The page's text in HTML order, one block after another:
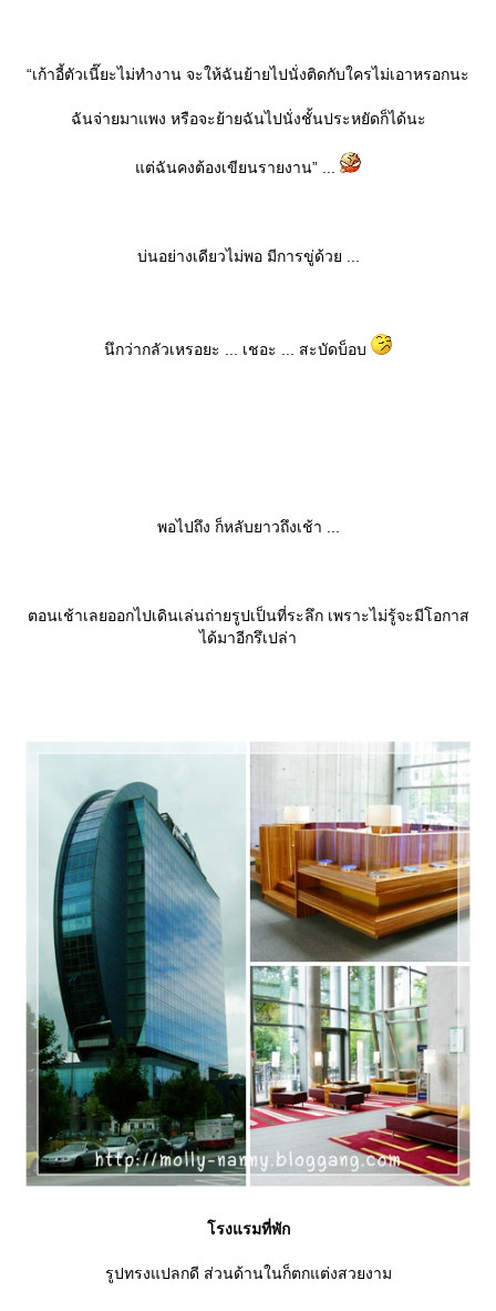
“เก้าอี้ตัวเนี๊ยะไม่ทำงาน จะให้ฉันย้ายไปนั่งติดกับใครไม่เอาหรอกนะ
ฉันจ่ายมาแพง หรือจะย้ายฉันไปนั่งชั้นประหยัดก็ได้นะ
ต่ฉันคงต้องเขียนรายงาน” ...
บ่นอย่างเดียวไม่พอ มีการขู่ด้วย ...
นึกว่ากลัวเหรอยะ ... เชอะ ... สะบัดบ็อบ
พอไปถึง ก็หลับยาวถึงเช้า ...
ตอนเช้าเลยออกไปเดินเล่นถ่ายรูปเป็นที่ระลึก เพราะไม่รู้จะมีโอกาส
ได้มาอีกรึเปล่า
รงแรมที่พัก
รูปทรงแปลกดี ส่วนด้านในก็ตกแต่งสวยงาม